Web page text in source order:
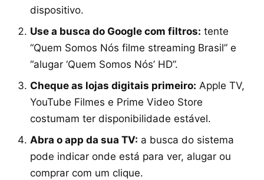
dispositivo.
Use a busca do Google com filtros: tente
“Quem Somos Nós filme streaming Brasil” e
“alugar ‘Quem Somos Nós’ HD”.
Cheque as lojas digitais primeiro: Apple TV,
YouTube Filmes e Prime Video Store
costumam ter disponibilidade estável.
Abra o app da sua TV: a busca do sistema
pode indicar onde está para ver, alugar ou
comprar com um clique.